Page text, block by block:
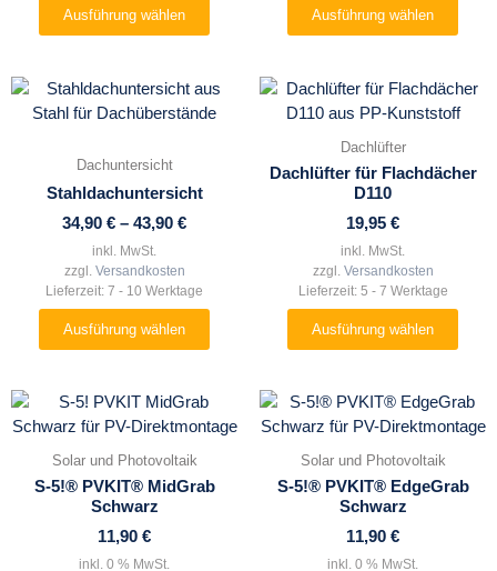
Ausführung wählen
auf
der
gewählt
werden
Ausführung wählen
auf
der
gewählt
werden
Dachuntersicht
Stahldachuntersicht
34,90 € – 43,90 €
inkl. MwSt.
zzgl. Versandkosten
Lieferzeit: 7 - 10 Werktage
Ausführung wählen
Dieses
Produkt
mehrere
Varianten
Die
Optionen
können
auf
der
Produktseite
werden
Dachlüfter
Dachlüfter für Flachdächer
D110
19,95 €
inkl. MwSt.
zzgl. Versandkosten
Lieferzeit: 5 - 7 Werktage
Ausführung wählen
Dieses
Produkt
Varianten
Die
Optionen
können
auf
der
Produktseite
werden
Solar und Photovoltaik
S-5!® PVKIT® MidGrab
Schwarz
11,90 €
inkl. 0 % MwSt.
Solar und Photovoltaik
S-5!® PVKIT® EdgeGrab
Schwarz
11,90 €
inkl. 0 % MwSt.